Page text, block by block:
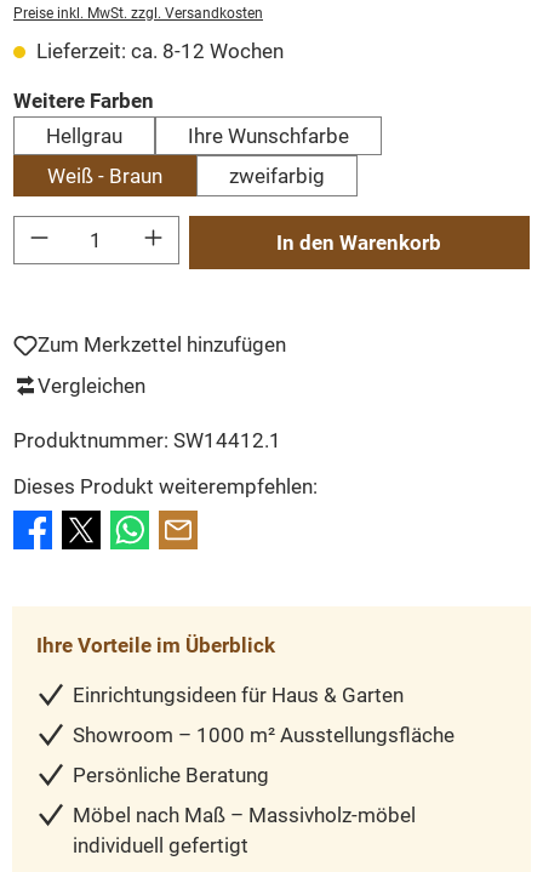
Preise inkl. MwSt. zzgl. Versandkosten
Lieferzeit: ca. 8-12 Wochen
Weitere Farben
Hellgrau
Ihre Wunschfarbe
Weiß - Braun
zweifarbig
Produkt Anzahl: Gib den gewünschten Wert ein oder benutze die Schaltflächen
In den Warenkorb
Zum Merkzettel hinzufügen
Vergleichen
Produktnummer: SW14412.1
Dieses Produkt weiterempfehlen:
Ihre Vorteile im Überblick
Einrichtungsideen für Haus & Garten
Showroom – 1000 m² Ausstellungsfläche
Persönliche Beratung
Möbel nach Maß – Massivholz-möbel
individuell gefertigt